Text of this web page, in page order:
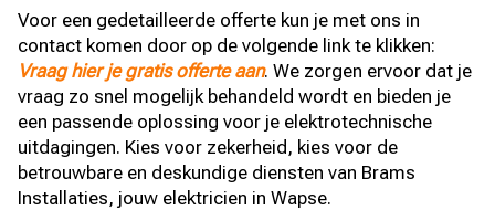
Voor een gedetailleerde offerte kun je met ons in
contact komen door op de volgende link te klikken:
Vraag hier je gratis offerte aan. We zorgen ervoor dat je
vraag zo snel mogelijk behandeld wordt en bieden je
een passende oplossing voor je elektrotechnische
uitdagingen. Kies voor zekerheid, kies voor de
betrouwbare en deskundige diensten van Brams
Installaties, jouw elektricien in Wapse.